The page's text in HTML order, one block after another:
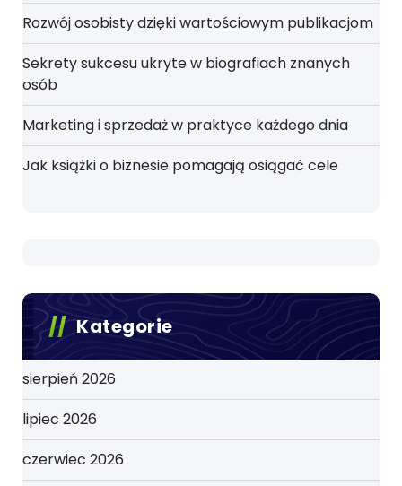
Rozwój osobisty dzięki wartościowym publikacjom
Sekrety sukcesu ukryte w biografiach znanych
osób
Marketing i sprzedaż w praktyce każdego dnia
Jak książki o biznesie pomagają osiągać cele
Kategorie
sierpień 2026
lipiec 2026
czerwiec 2026